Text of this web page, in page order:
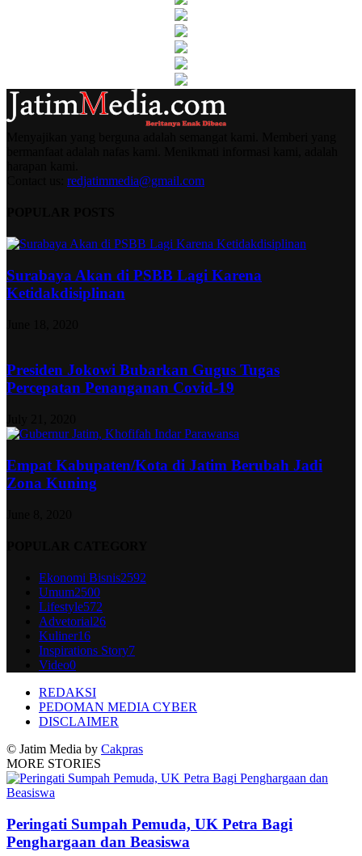
redjatimmedia@gmail.com
Surabaya Akan di PSBB Lagi Karena
Ketidakdisiplinan
Presiden Jokowi Bubarkan Gugus Tugas
Percepatan Penanganan Covid-19
Empat Kabupaten/Kota di Jatim Berubah Jadi
Zona Kuning
Ekonomi Bisnis2592
Umum2500
Lifestyle572
Advetorial26
Kuliner16
Inspirations Story7
Video0
REDAKSI
PEDOMAN MEDIA CYBER
DISCLAIMER
© Jatim Media by Cakpras
MORE STORIES
Peringati Sumpah Pemuda, UK Petra Bagi
Penghargaan dan Beasiswa